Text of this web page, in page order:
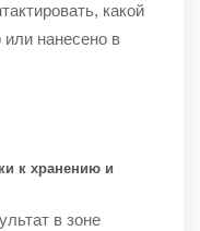
какой
нанесено в
к хранению и
в зоне